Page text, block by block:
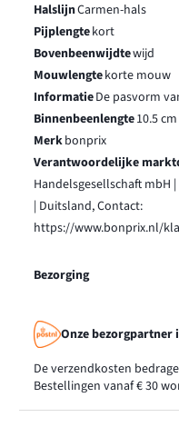
HalslijnCarmen-hals
Pijplengtekort
Bovenbeenwijdtewijd
Mouwlengtekorte mouw
InformatieDe pasvorm
Binnenbeenlengte10.5
Merkbonprix
Verantwoordelijke
Handelsgesellschaft mbH
| Duitsland, Contact:
https://www.bonprix.nl/
Bezorging
Onze bezorgpartner
De verzendkosten
Bestellingen vanaf € 30